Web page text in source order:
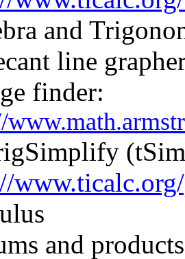
and
line
finder:
and products